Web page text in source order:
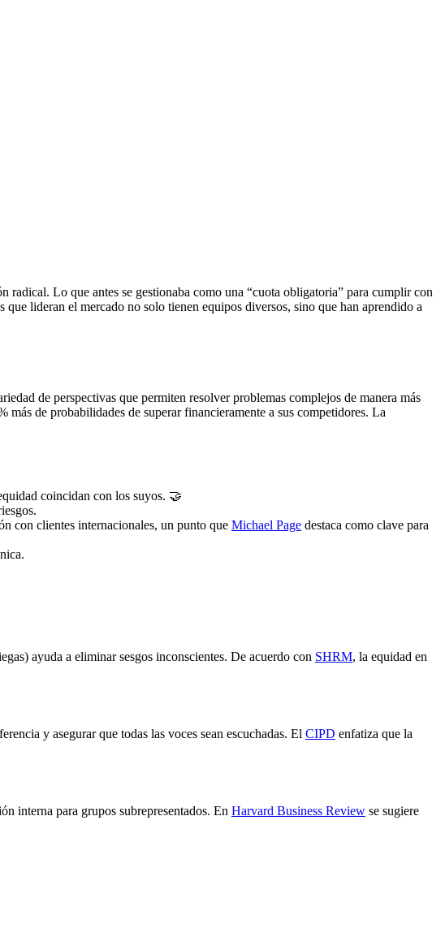
radical. Lo que antes se gestionaba como una “cuota obligatoria” para cumplir con
lideran el mercado no solo tienen equipos diversos, sino que han aprendido a
de perspectivas que permiten resolver problemas complejos de manera más
de probabilidades de superar financieramente a sus competidores. La
coincidan con los suyos. 🤝
con clientes internacionales, un punto que Michael Page destaca como clave para
ayuda a eliminar sesgos inconscientes. De acuerdo con SHRM, la equidad en
y asegurar que todas las voces sean escuchadas. El CIPD enfatiza que la
interna para grupos subrepresentados. En Harvard Business Review se sugiere